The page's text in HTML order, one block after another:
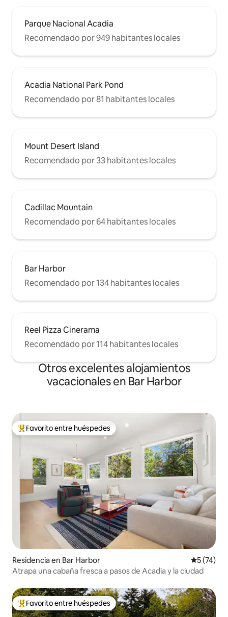
Parque Nacional Acadia
Recomendado por 949 habitantes locales
Acadia National Park Pond
Recomendado por 81 habitantes locales
Mount Desert Island
Recomendado por 33 habitantes locales
Cadillac Mountain
Recomendado por 64 habitantes locales
Bar Harbor
Recomendado por 134 habitantes locales
Reel Pizza Cinerama
Recomendado por 114 habitantes locales
Otros excelentes alojamientos
vacacionales en Bar Harbor
De los mejores en Favorito entre huéspedes
Favorito entre huéspedes
Residencia en Bar Harbor
5 (74)
Atrapa una cabaña fresca a pasos de Acadia y la ciudad
De los mejores en Favorito entre huéspedes
Favorito entre huéspedes